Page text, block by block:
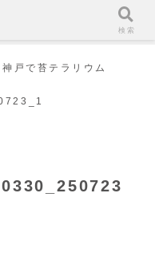
戸で苔テラリウム
検索